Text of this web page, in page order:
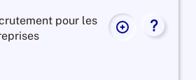
pour les
Plus
?